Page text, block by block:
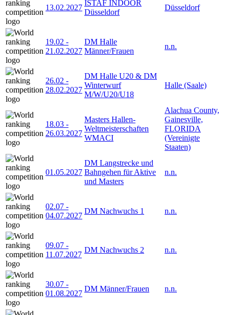
13.02.2027
ISTAF INDOOR
Düsseldorf
Düsseldorf
19.02 -
21.02.2027
DM Halle
Männer/Frauen
n.n.
26.02 -
28.02.2027
DM Halle U20 & DM
Winterwurf
M/W/U20/U18
Halle (Saale)
18.03 -
26.03.2027
Masters Hallen-
Weltmeisterschaften
WMACI
Alachua County,
Gainesville,
FLORIDA
(Vereinigte
Staaten)
01.05.2027
DM Langstrecke und
Bahngehen für Aktive
und Masters
n.n.
02.07 -
04.07.2027
DM Nachwuchs 1 n.n.
09.07 -
11.07.2027
DM Nachwuchs 2 n.n.
30.07 -
01.08.2027
DM Männer/Frauen n.n.